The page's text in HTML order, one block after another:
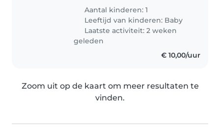
Aantal kinderen: 1
Leeftijd van kinderen: Baby
Laatste activiteit: 2 weken
geleden
€ 10,00/uur
Zoom uit op de kaart om meer resultaten te
vinden.